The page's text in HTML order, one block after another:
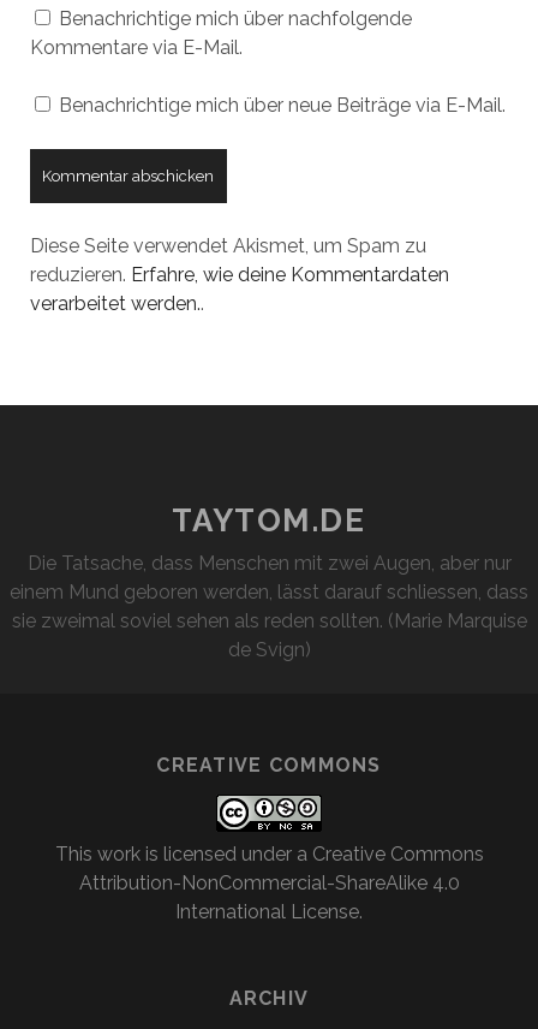
Benachrichtige mich über nachfolgende
Kommentare via E-Mail.
Benachrichtige mich über neue Beiträge via E-Mail.
Diese Seite verwendet Akismet, um Spam zu
reduzieren. Erfahre, wie deine Kommentardaten
verarbeitet werden..
TAYTOM.DE
Die Tatsache, dass Menschen mit zwei Augen, aber nur
einem Mund geboren werden, lässt darauf schliessen, dass
sie zweimal soviel sehen als reden sollten. (Marie Marquise
de Svign)
CREATIVE COMMONS
This work is licensed under a Creative Commons
Attribution-NonCommercial-ShareAlike 4.0
International License.
ARCHIV